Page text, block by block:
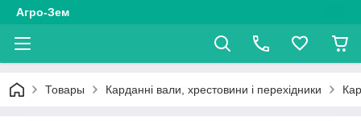
Агро-Зем
Товары Карданні вали, хрестовини і перехідники